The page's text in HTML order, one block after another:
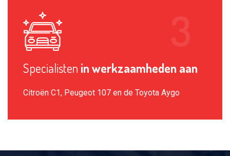
Specialisten in werkzaamheden aan
Citroën C1, Peugeot 107 en de Toyota Aygo